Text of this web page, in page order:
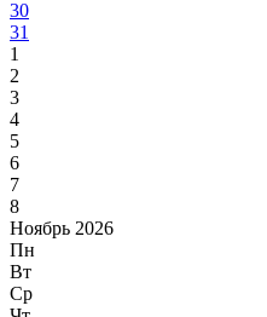
30
31
1
2
3
4
5
6
7
8
Ноябрь 2026
Пн
Вт
Ср